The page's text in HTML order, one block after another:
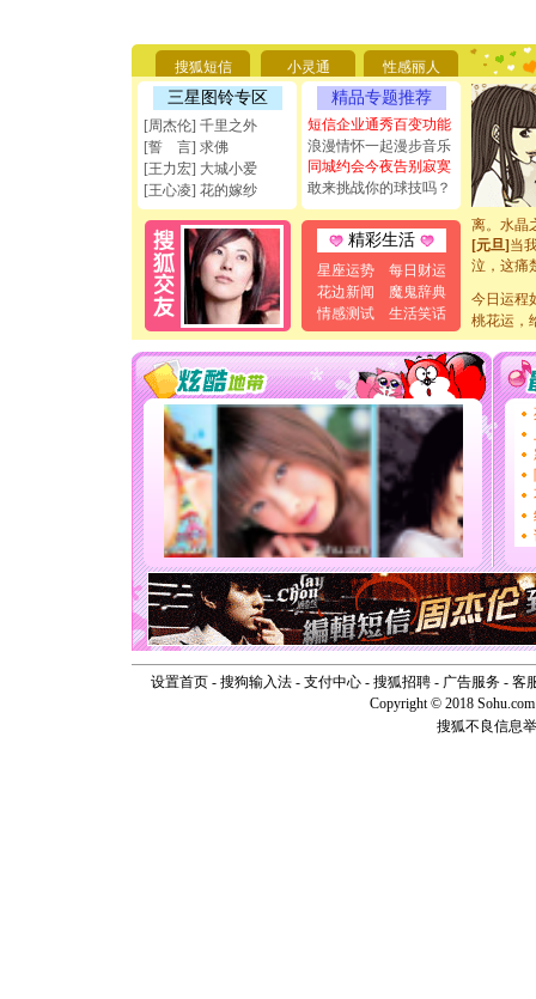
搜狐短信 小灵通 性感丽人
三星图铃专区
[周杰伦] 千里之外
[誓 言] 求佛
[王力宏] 大城小爱
[王心凌] 花的嫁纱
精品专题推荐
短信企业通秀百变功能
浪漫情怀一起漫步音乐
同城约会今夜告别寂寞
敢来挑战你的球技吗？
精彩生活
星座运势
每日财运
花边新闻
魔鬼辞典
情感测试
生活笑话
天都要快
[圣诞节]
如意,快
[元旦]看
断电。爱
你是我
[元旦]如
起；二是
离。水晶
[元旦]当
泣，这
卖了。水
颜！冬
道一声平
[春节]传
片叶子是
送你一
[圣诞节]
你太多
要平安
[圣诞节]
能正大
天都要快
[圣诞节]
如意,快
[元旦]看
断电。爱
你是我专
[元旦]如
起；二是
离。水晶
[元旦]
当
卖了。水
今日运程
桃花运，
设置首页- 搜狗输入法- 支付中心- 搜狐招聘- 广告服务- 客
Copyright © 2018
搜狐不良信息